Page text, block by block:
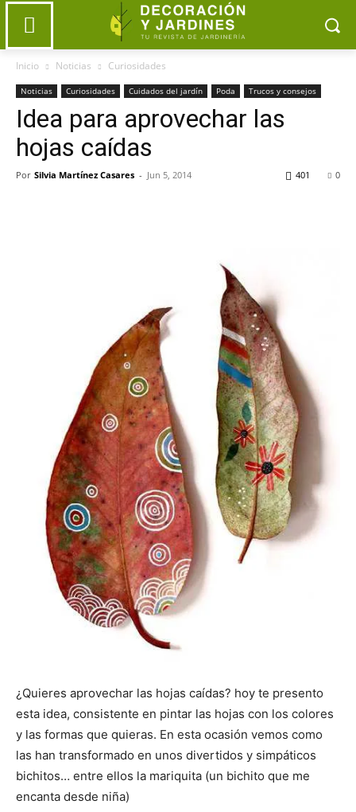
Inicio Noticias Curiosidades
Noticias Curiosidades Cuidados del jardín Poda Trucos y consejos
Idea para aprovechar las
hojas caídas
Por Silvia Martínez Casares - Jun 5, 2014 0
401
¿Quieres aprovechar las hojas caídas? hoy te presento
esta idea, consistente en pintar las hojas con los colores
y las formas que quieras. En esta ocasión vemos como
las han transformado en unos divertidos y simpáticos
bichitos… entre ellos la mariquita (un bichito que me
encanta desde niña)